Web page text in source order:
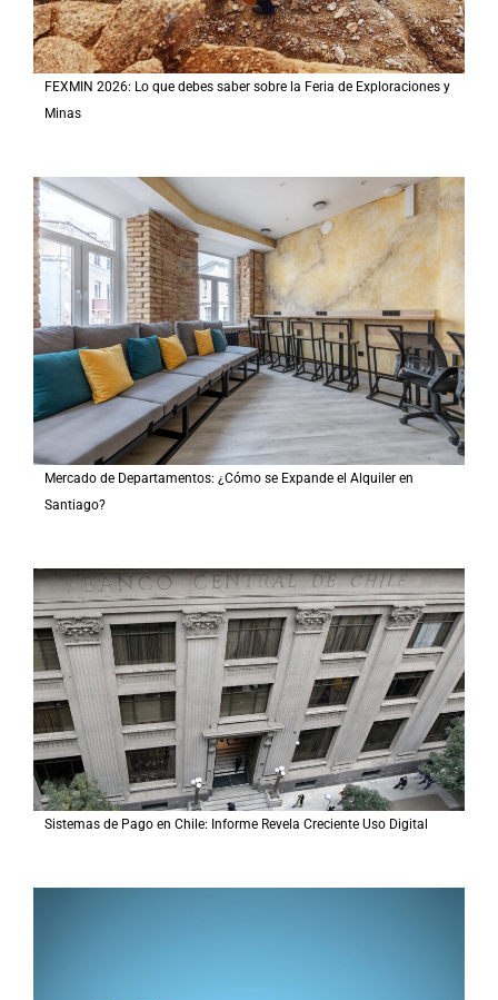
FEXMIN 2026: Lo que debes saber sobre la Feria de Exploraciones y
Minas
Mercado de Departamentos: ¿Cómo se Expande el Alquiler en
Santiago?
Sistemas de Pago en Chile: Informe Revela Creciente Uso Digital